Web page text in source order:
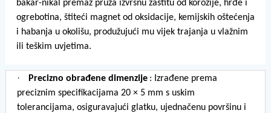
bakar-nikal premaz pruža izvrsnu zaštitu od korozije, hrđe i
ogrebotina, štiteći magnet od oksidacije, kemijskih oštećenja
i habanja u okolišu, produžujući mu vijek trajanja u vlažnim
ili teškim uvjetima.
· Precizno obrađene dimenzije : Izrađene prema
preciznim specifikacijama 20 × 5 mm s uskim
tolerancijama, osiguravajući glatku, ujednačenu površinu i